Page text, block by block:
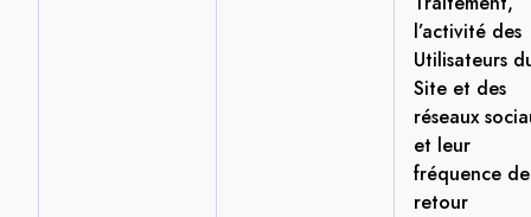
l’activité des
Utilisateurs
Site et des
réseaux
et leur
fréquence de
retour